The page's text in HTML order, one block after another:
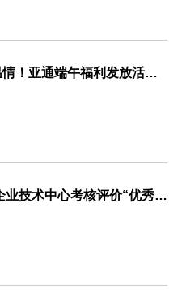
资讯｜粽香传暖意，佳节送温情！亚通端午福利发放活动圆满结束！
喜讯！ 亚通管道荣膺福建省企业技术中心考核评价“优秀”等级，系省内管道行业唯一！